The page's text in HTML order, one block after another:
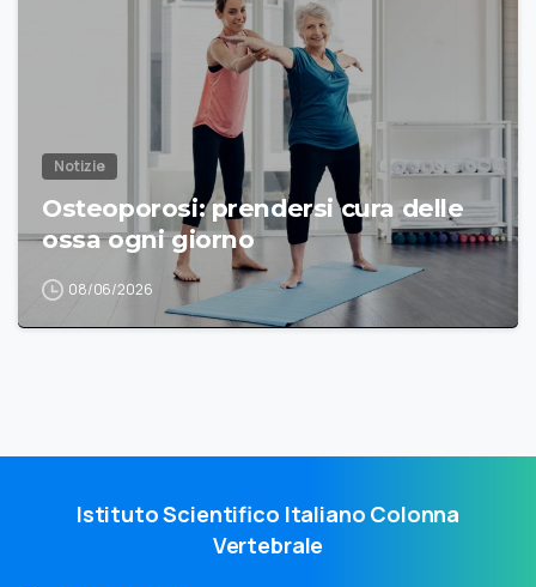
Notizie
Osteoporosi: prendersi cura delle
ossa ogni giorno
08/06/2026
Istituto Scientifico Italiano Colonna
Vertebrale